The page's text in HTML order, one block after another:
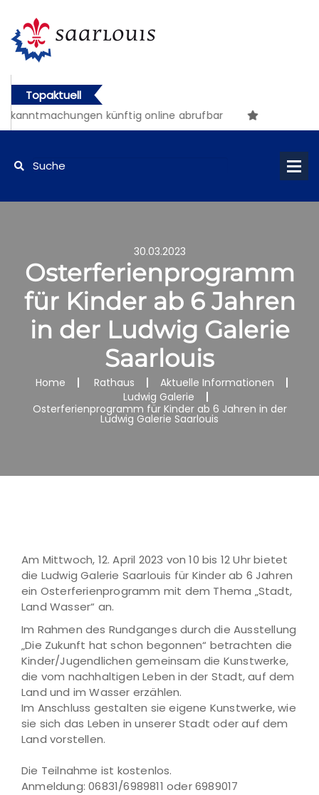
Topaktuell
künftig online abrufbar
30.03.2023
Osterferienprogramm
für Kinder ab 6 Jahren
in der Ludwig Galerie
Saarlouis
Home Rathaus
Aktuelle Informationen
Ludwig Galerie
Osterferienprogramm für Kinder ab 6 Jahren in der
Ludwig Galerie Saarlouis
Am Mittwoch, 12. April 2023 von 10 bis 12 Uhr bietet
die Ludwig Galerie Saarlouis für Kinder ab 6 Jahren
ein Osterferienprogramm mit dem Thema „Stadt,
Land Wasser“ an.
Im Rahmen des Rundganges durch die Ausstellung
„Die Zukunft hat schon begonnen“ betrachten die
Kinder/Jugendlichen gemeinsam die Kunstwerke,
die vom nachhaltigen Leben in der Stadt, auf dem
Land und im Wasser erzählen.
Im Anschluss gestalten sie eigene Kunstwerke, wie
sie sich das Leben in unserer Stadt oder auf dem
Land vorstellen.
Die Teilnahme ist kostenlos.
Anmeldung: 06831/6989811 oder 6989017